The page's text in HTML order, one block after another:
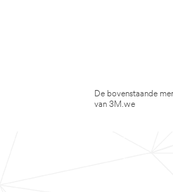
De bovenstaande
van 3M.we